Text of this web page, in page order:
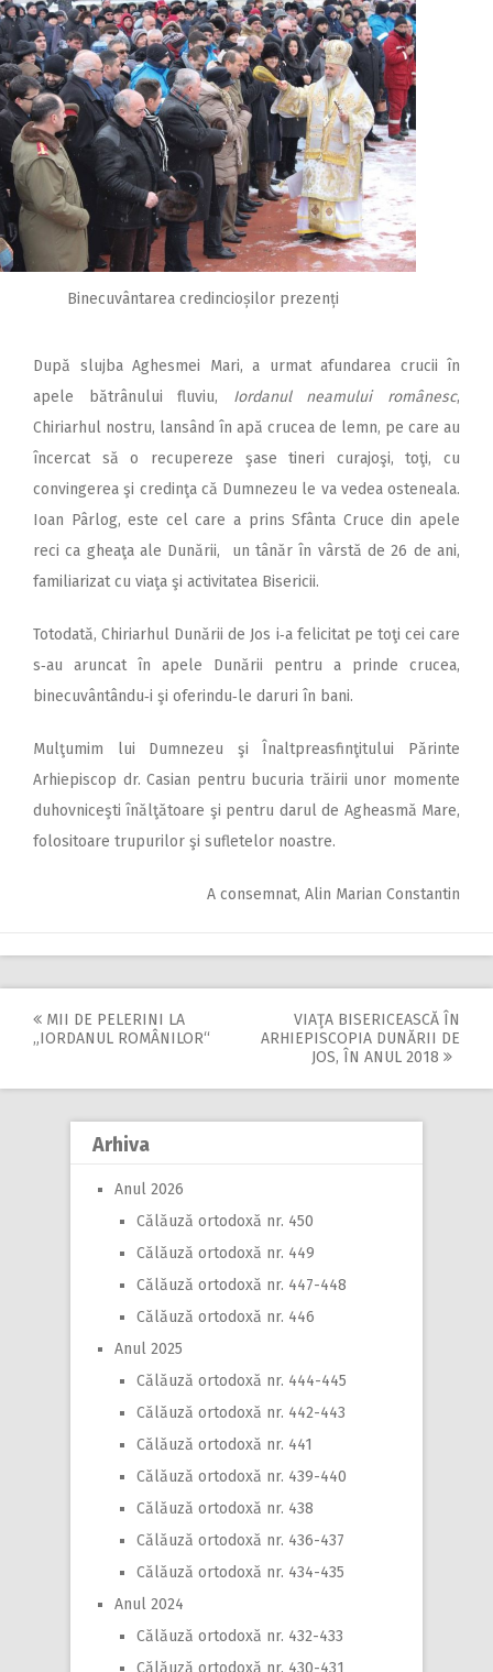
Binecuvântarea credincioșilor prezenți
După slujba Aghesmei Mari, a urmat afundarea crucii în
apele bătrânului fluviu, Iordanul neamului românesc,
Chiriarhul nostru, lansând în apă crucea de lemn, pe care au
încercat să o recupereze şase tineri curajoşi, toţi, cu
convingerea şi credinţa că Dumnezeu le va vedea osteneala.
Ioan Pârlog, este cel care a prins Sfânta Cruce din apele
reci ca gheaţa ale Dunării, un tânăr în vârstă de 26 de ani,
familiarizat cu viaţa şi activitatea Bisericii.
Totodată, Chiriarhul Dunării de Jos i‑a felicitat pe toţi cei care
s‑au aruncat în apele Dunării pentru a prinde crucea,
binecuvântându‑i şi oferindu‑le daruri în bani.
Mulţumim lui Dumnezeu şi Înaltpreasfinţitului Părinte
Arhiepiscop dr. Casian pentru bucuria trăirii unor momente
duhovniceşti înălţătoare şi pentru darul de Agheasmă Mare,
folositoare trupurilor şi sufletelor noastre.
A consemnat, Alin Marian Constantin
Post
navigation
MII DE PELERINI LA
„IORDANUL ROMÂNILOR“
VIAŢA BISERICEASCĂ ÎN
ARHIEPISCOPIA DUNĂRII DE
JOS, ÎN ANUL 2018
Arhiva
Anul 2026
Călăuză ortodoxă nr. 450
Călăuză ortodoxă nr. 449
Călăuză ortodoxă nr. 447-448
Călăuză ortodoxă nr. 446
Anul 2025
Călăuză ortodoxă nr. 444-445
Călăuză ortodoxă nr. 442-443
Călăuză ortodoxă nr. 441
Călăuză ortodoxă nr. 439-440
Călăuză ortodoxă nr. 438
Călăuză ortodoxă nr. 436-437
Călăuză ortodoxă nr. 434-435
Anul 2024
Călăuză ortodoxă nr. 432-433
Călăuză ortodoxă nr. 430-431